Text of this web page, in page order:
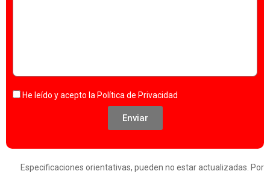
He leído y acepto la Política de Privacidad
Enviar
Especificaciones orientativas, pueden no estar actualizadas. Por